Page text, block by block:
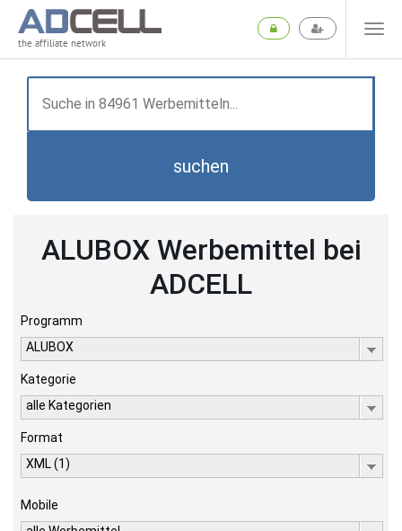
the affiliate network
suchen
ALUBOX Werbemittel bei
ADCELL
Programm
ALUBOX
Kategorie
alle Kategorien
Format
XML (1)
Mobile